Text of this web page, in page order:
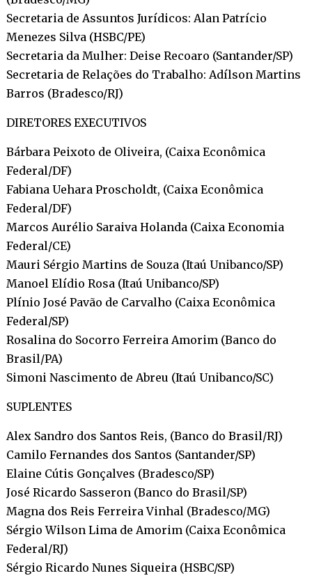
Secretaria de Assuntos Jurídicos: Alan Patrício
Menezes Silva (HSBC/PE)
Secretaria da Mulher: Deise Recoaro (Santander/SP)
Secretaria de Relações do Trabalho: Adílson Martins
Barros (Bradesco/RJ)
DIRETORES EXECUTIVOS
Bárbara Peixoto de Oliveira, (Caixa Econômica
Federal/DF)
Fabiana Uehara Proscholdt, (Caixa Econômica
Federal/DF)
Marcos Aurélio Saraiva Holanda (Caixa Economia
Federal/CE)
Mauri Sérgio Martins de Souza (Itaú Unibanco/SP)
Manoel Elídio Rosa (Itaú Unibanco/SP)
Plínio José Pavão de Carvalho (Caixa Econômica
Federal/SP)
Rosalina do Socorro Ferreira Amorim (Banco do
Brasil/PA)
Simoni Nascimento de Abreu (Itaú Unibanco/SC)
SUPLENTES
Alex Sandro dos Santos Reis, (Banco do Brasil/RJ)
Camilo Fernandes dos Santos (Santander/SP)
Elaine Cútis Gonçalves (Bradesco/SP)
José Ricardo Sasseron (Banco do Brasil/SP)
Magna dos Reis Ferreira Vinhal (Bradesco/MG)
Sérgio Wilson Lima de Amorim (Caixa Econômica
Federal/RJ)
Sérgio Ricardo Nunes Siqueira (HSBC/SP)